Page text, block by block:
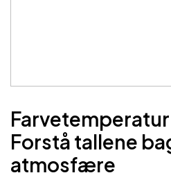
Forstå tallene
atmosfære